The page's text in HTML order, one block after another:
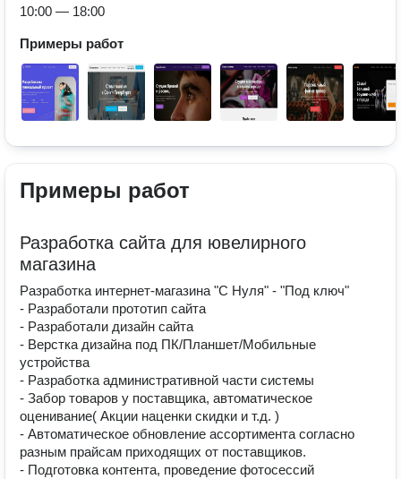
10:00 — 18:00
Примеры работ
Примеры работ
Разработка сайта для ювелирного
магазина
Разработка интернет-магазина "С Нуля" - "Под ключ"
- Разработали прототип сайта
- Разработали дизайн сайта
- Верстка дизайна под ПК/Планшет/Мобильные
устройства
- Разработка административной части системы
- Забор товаров у поставщика, автоматическое
оценивание( Акции наценки скидки и т.д. )
- Автоматическое обновление ассортимента согласно
разным прайсам приходящих от поставщиков.
- Подготовка контента, проведение фотосессий